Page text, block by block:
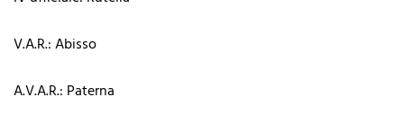
V.A.R.: Abisso
A.V.A.R.: Paterna